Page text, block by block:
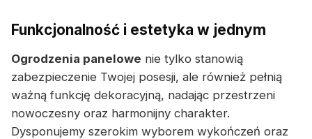
Funkcjonalność i estetyka w jednym
Ogrodzenia panelowe nie tylko stanowią
zabezpieczenie Twojej posesji, ale również pełnią
ważną funkcję dekoracyjną, nadając przestrzeni
nowoczesny oraz harmonijny charakter.
Dysponujemy szerokim wyborem wykończeń oraz